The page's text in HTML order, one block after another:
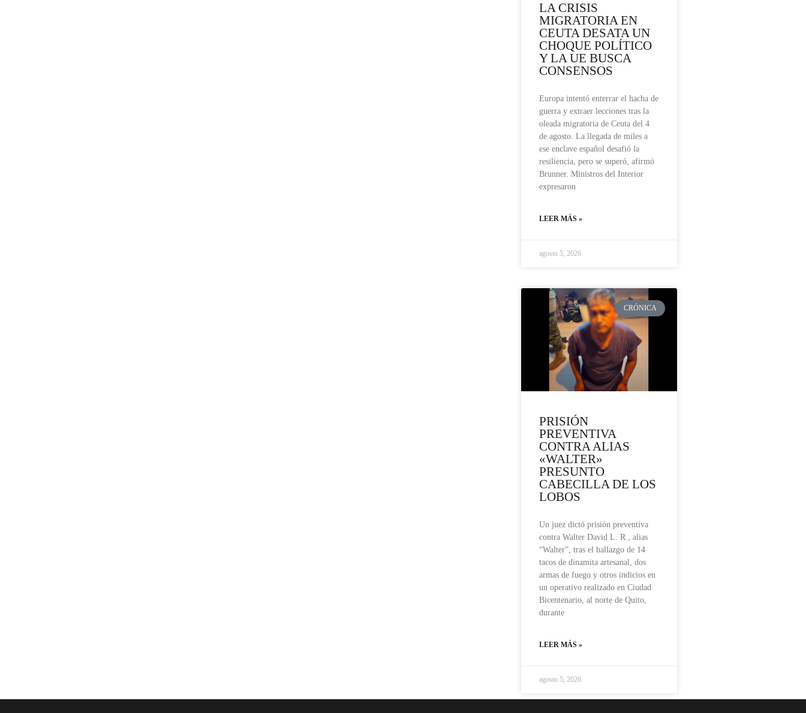
LA CRISIS
MIGRATORIA EN
CEUTA DESATA UN
CHOQUE POLÍTICO
Y LA UE BUSCA
CONSENSOS
Europa intentó enterrar el hacha de
guerra y extraer lecciones tras la
oleada migratoria de Ceuta del 4
de agosto. La llegada de miles a
ese enclave español desafió la
resiliencia, pero se superó, afirmó
Brunner. Ministros del Interior
expresaron
LEER MÁS »
agosto 5, 2026
CRÓNICA
PRISIÓN
PREVENTIVA
CONTRA ALIAS
«WALTER»
PRESUNTO
CABECILLA DE LOS
LOBOS
Un juez dictó prisión preventiva
contra Walter David L. R., alias
“Walter”, tras el hallazgo de 14
tacos de dinamita artesanal, dos
armas de fuego y otros indicios en
un operativo realizado en Ciudad
Bicentenario, al norte de Quito,
durante
LEER MÁS »
agosto 5, 2026